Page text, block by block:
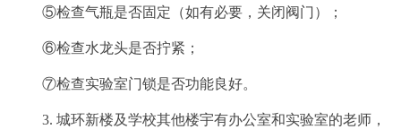
⑤检查气瓶是否固定（如有必要，关闭阀门）；
⑥检查水龙头是否拧紧；
⑦检查实验室门锁是否功能良好。
3. 城环新楼及学校其他楼宇有办公室和实验室的老师，